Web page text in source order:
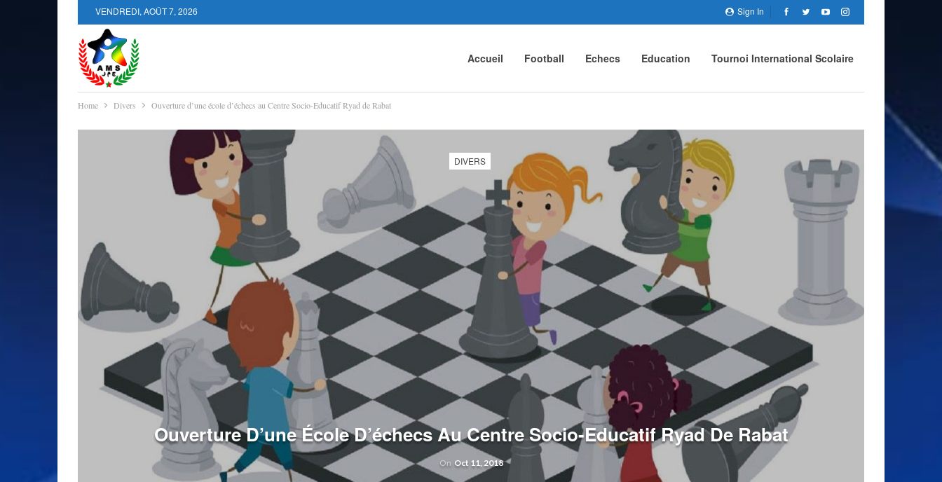
Sign In
VENDREDI, AOÛT 7, 2026
Accueil Football Echecs Education Tournoi International Scolaire
Home Divers Ouverture d’une école d’échecs au Centre Socio-Educatif Ryad de Rabat
DIVERS
Ouverture D’une École D’échecs Au Centre Socio-Educatif Ryad De Rabat
On Oct 11, 2018